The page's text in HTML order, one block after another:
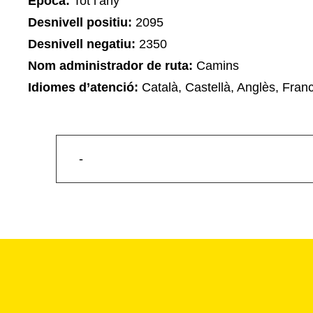
Desnivell positiu: 2095
Desnivell negatiu: 2350
Nom administrador de ruta: Camins
Idiomes d’atenció: Català, Castellà, Anglès,
-